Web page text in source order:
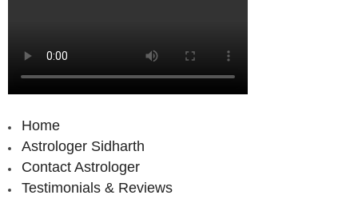
Home
Astrologer Sidharth
Contact Astrologer
Testimonials & Reviews